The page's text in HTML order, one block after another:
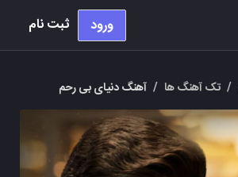
ورود ثبت نام
/ تک آهنگ ها / آهنگ دنیای بی رحم